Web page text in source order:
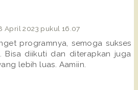
April 2023 pukul 16.07
programnya, semoga sukses
Bisa diikuti dan diterapkan juga
lebih luas. Aamiin.